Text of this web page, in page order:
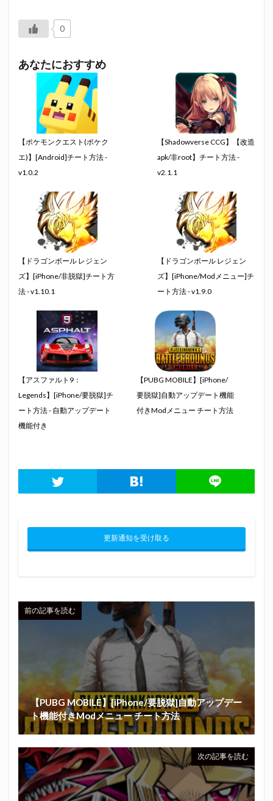
0
あなたにおすすめ
【ポケモンクエスト(ポケク
エ)】[Android]チート方法 -
v1.0.2
【Shadowverse CCG】【改造
apk/非root】チート方法 -
v2.1.1
【ドラゴンボール レジェン
ズ】[iPhone/非脱獄]チート方
法 - v1.10.1
【ドラゴンボール レジェン
ズ】[iPhone/Modメニュー]チ
ート方法 - v1.9.0
【アスファルト9：
Legends】[iPhone/要脱獄]チ
ート方法 - 自動アップデート
機能付き
【PUBG MOBILE】[iPhone/
要脱獄]自動アップデート機能
付きModメニュー チート方法
更新通知を受け取る
前の記事を読む
【PUBG MOBILE】[iPhone/要脱獄]自動アップデー
ト機能付きModメニュー チート方法
次の記事を読む